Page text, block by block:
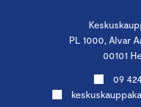
PL 1000, Alvar
00101
09